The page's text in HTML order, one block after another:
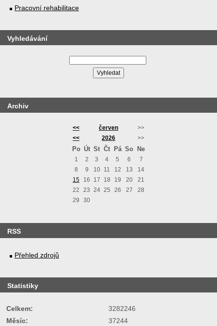
Pracovní rehabilitace
Vyhledávání
Archiv
<< červen
>>
<<
2026 >>
Po Út St Čt Pá So Ne
1 2 3 4 5 6
7
8
9 10 11 12 13
14
15
16 17 18 19 20
21
22
23 24 25 26 27
28
29
30
RSS
Přehled zdrojů
Statistiky
Celkem:
3282246
Měsíc:
37244